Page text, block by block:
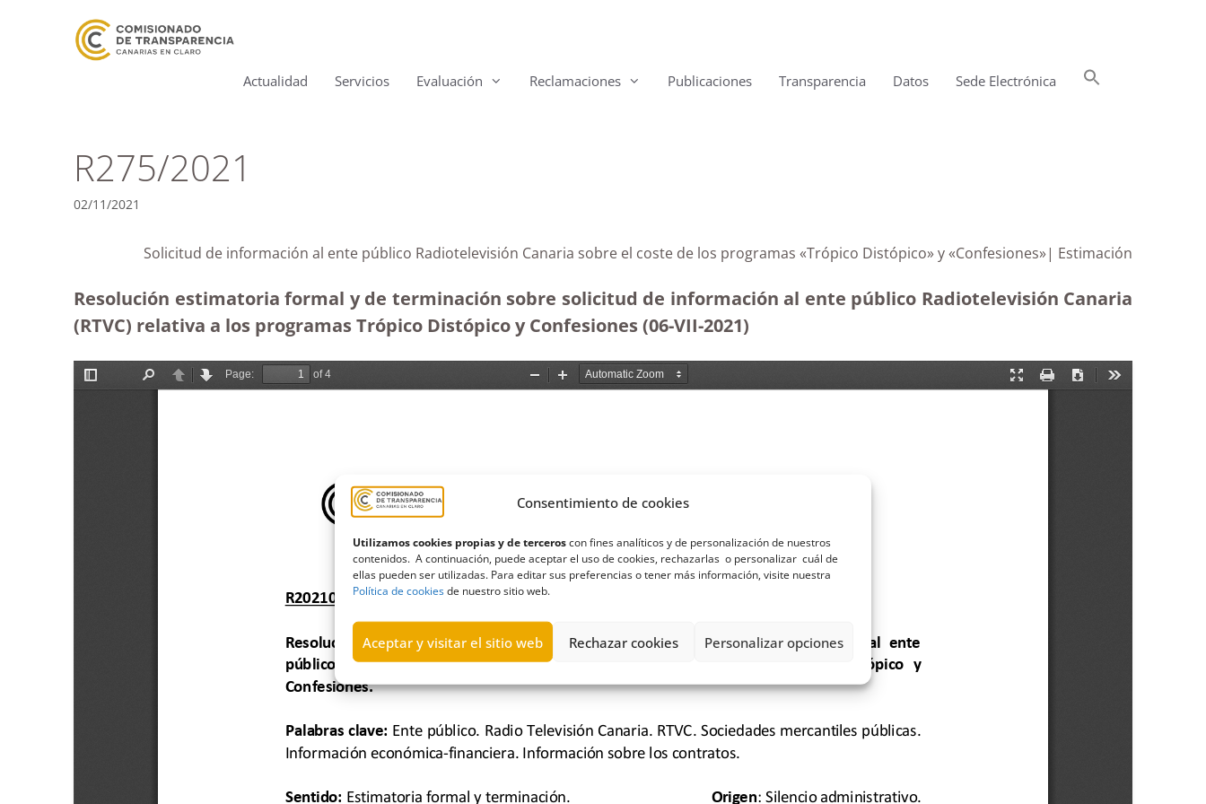
Consentimiento de cookies
Utilizamos cookies propias y de terceroscon fines analíticos y de personalización de nuestros
contenidos. A continuación, puede aceptar el uso de cookies, rechazarlas o personalizar cuál de
ellas pueden ser utilizadas. Para editar sus preferencias o tener más información, visite nuestra
Política de cookiesde nuestro sitio web.
Aceptar y visitar el sitio web Rechazar cookies Personalizar opciones
Actualidad Servicios Evaluación Reclamaciones Publicaciones Transparencia Datos Sede Electrónica
R275/2021
02/11/2021
Solicitud de información al ente público Radiotelevisión Canaria sobre el coste de los programas «Trópico Distópico» y «Confesiones»| Estimación
Resolución estimatoria formal y de terminación sobre solicitud de información al ente público Radiotelevisión Canaria
(RTVC) relativa a los programas Trópico Distópico y Confesiones (06-VII-2021)